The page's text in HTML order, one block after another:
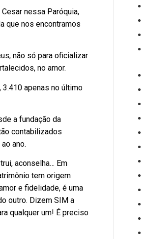
nessa Paróquia,
que nos encontramos
não só para oficializar
no amor.
apenas no último
a fundação da
contabilizados
ano.
aconselha… Em
tem origem
e fidelidade, é uma
outro. Dizem SIM a
qualquer um! É preciso